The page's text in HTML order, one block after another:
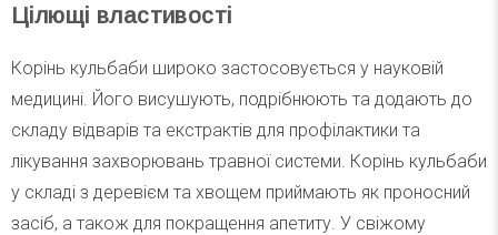
Цілющі властивості
Корінь кульбаби широко застосовується у науковій
медицині. Його висушують, подрібнюють та додають до
складу відварів та екстрактів для профілактики та
лікування захворювань травної системи. Корінь кульбаби
у складі з деревієм та хвощем приймають як проносний
засіб, а також для покращення апетиту. У свіжому